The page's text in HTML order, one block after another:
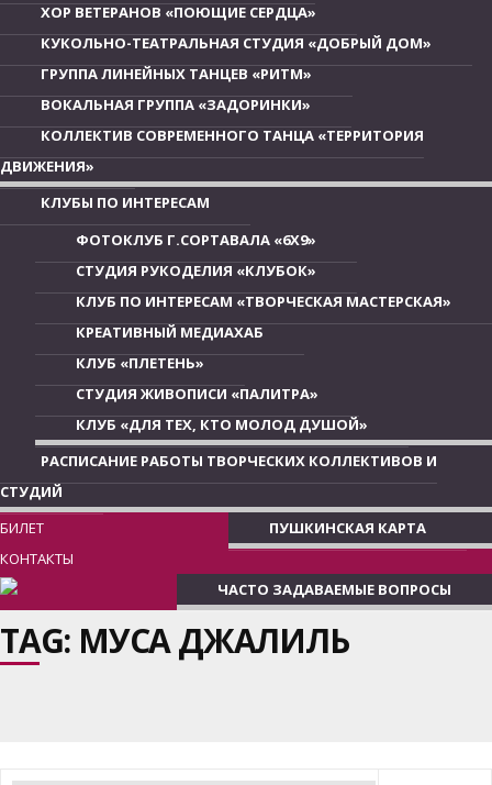
ХОР ВЕТЕРАНОВ «ПОЮЩИЕ СЕРДЦА»
КУКОЛЬНО-ТЕАТРАЛЬНАЯ СТУДИЯ «ДОБРЫЙ ДОМ»
ГРУППА ЛИНЕЙНЫХ ТАНЦЕВ «РИТМ»
ВОКАЛЬНАЯ ГРУППА «ЗАДОРИНКИ»
КОЛЛЕКТИВ СОВРЕМЕННОГО ТАНЦА «ТЕРРИТОРИЯ
ДВИЖЕНИЯ»
КЛУБЫ ПО ИНТЕРЕСАМ
ФОТОКЛУБ Г.СОРТАВАЛА «6Х9»
СТУДИЯ РУКОДЕЛИЯ «КЛУБОК»
КЛУБ ПО ИНТЕРЕСАМ «ТВОРЧЕСКАЯ МАСТЕРСКАЯ»
КРЕАТИВНЫЙ МЕДИАХАБ
КЛУБ «ПЛЕТЕНЬ»
СТУДИЯ ЖИВОПИСИ «ПАЛИТРА»
КЛУБ «ДЛЯ ТЕХ, КТО МОЛОД ДУШОЙ»
РАСПИСАНИЕ РАБОТЫ ТВОРЧЕСКИХ КОЛЛЕКТИВОВ И
СТУДИЙ
БИЛЕТ
ПУШКИНСКАЯ КАРТА
КОНТАКТЫ
ЧАСТО ЗАДАВАЕМЫЕ ВОПРОСЫ
TAG: МУСА ДЖАЛИЛЬ